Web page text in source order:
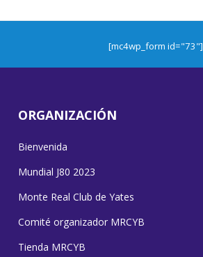
[mc4wp_form id="73"]
ORGANIZACIÓN
Bienvenida
Mundial J80 2023
Monte Real Club de Yates
Comité organizador MRCYB
Tienda MRCYB